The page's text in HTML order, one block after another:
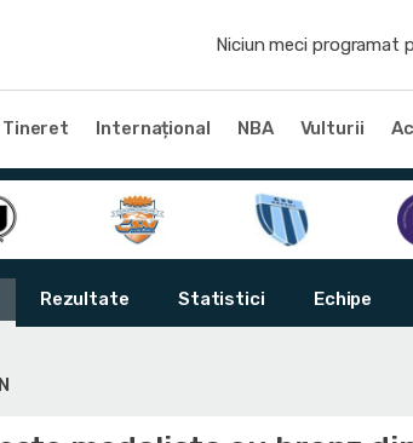
Niciun meci programat
Tineret Internațional NBA Vulturii
Rezultate Statistici Echipe